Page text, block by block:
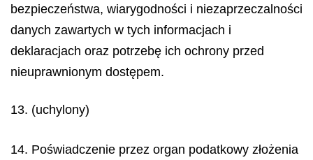
bezpieczeństwa, wiarygodności i niezaprzeczalności
danych zawartych w tych informacjach i
deklaracjach oraz potrzebę ich ochrony przed
nieuprawnionym dostępem.
13. (uchylony)
14. Poświadczenie przez organ podatkowy złożenia